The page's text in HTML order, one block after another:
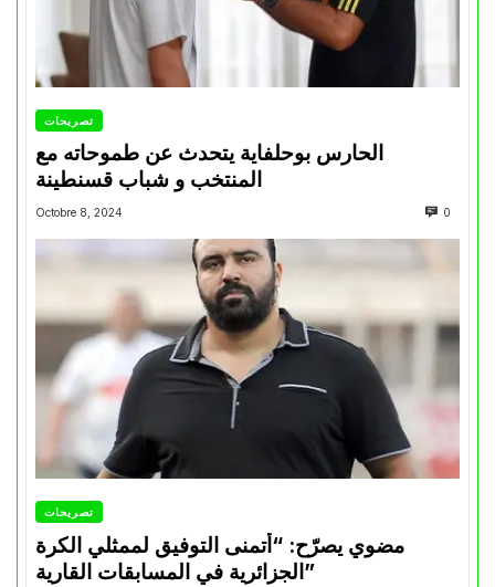
تصريحات
الحارس بوحلفاية يتحدث عن طموحاته مع
المنتخب و شباب قسنطينة
Octobre 8, 2024 0
تصريحات
مضوي يصرّح: “أتمنى التوفيق لممثلي الكرة
الجزائرية في المسابقات القارية”